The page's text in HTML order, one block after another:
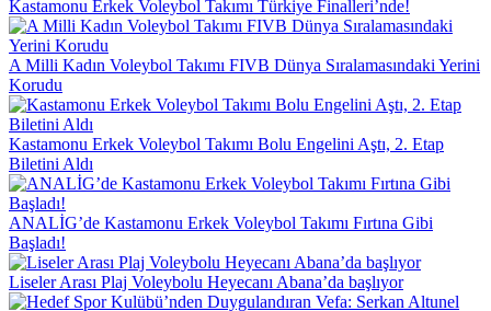
Kastamonu Erkek Voleybol Takımı Türkiye Finalleri’nde!
A Milli Kadın Voleybol Takımı FIVB Dünya Sıralamasındaki Yerini
Korudu
Kastamonu Erkek Voleybol Takımı Bolu Engelini Aştı, 2. Etap
Biletini Aldı
ANALİG’de Kastamonu Erkek Voleybol Takımı Fırtına Gibi
Başladı!
Liseler Arası Plaj Voleybolu Heyecanı Abana’da başlıyor